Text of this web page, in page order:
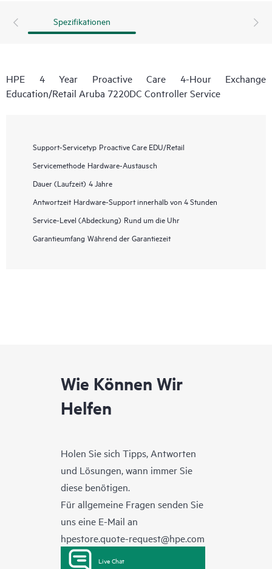
Spezifikationen
HPE 4 Year Proactive Care 4-Hour Exchange
Education/Retail Aruba 7220DC Controller Service
Support-Servicetyp Proactive Care EDU/Retail
Servicemethode Hardware-Austausch
Dauer (Laufzeit) 4 Jahre
Antwortzeit Hardware-Support innerhalb von 4 Stunden
Service-Level (Abdeckung) Rund um die Uhr
Garantieumfang Während der Garantiezeit
Wie Können Wir
Helfen
Holen Sie sich Tipps, Antworten
und Lösungen, wann immer Sie
diese benötigen.
Für allgemeine Fragen senden Sie
uns eine E-Mail an
hpestore.quote-request@hpe.com
Live Chat